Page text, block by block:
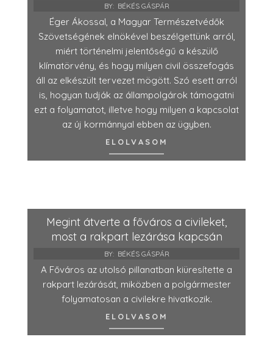
BY: BÉKÉS GÁSPÁR
Éger Ákossal, a Magyar Természetvédők
Szövetségének elnökével beszélgettünk arról,
miért történelmi jelentőségű a készülő
klímatörvény, és hogy milyen civil összefogás
áll az elkészült tervezet mögött. Szó esett arról
is, hogyan tudják az állampolgárok támogatni
ezt a folyamatot, illetve hogy milyen a kapcsolat
az új kormánnyal ebben az ügyben.
ELOLVASOM
Megint átverte a főváros a civileket,
most a rakpart lezárása kapcsán
BY: BÉKÉS GÁSPÁR
A Főváros az utolsó pillanatban kiüresítette a
rakpart lezárását, miközben a polgármester
folyamatosan a civilekre hivatkozik.
ELOLVASOM